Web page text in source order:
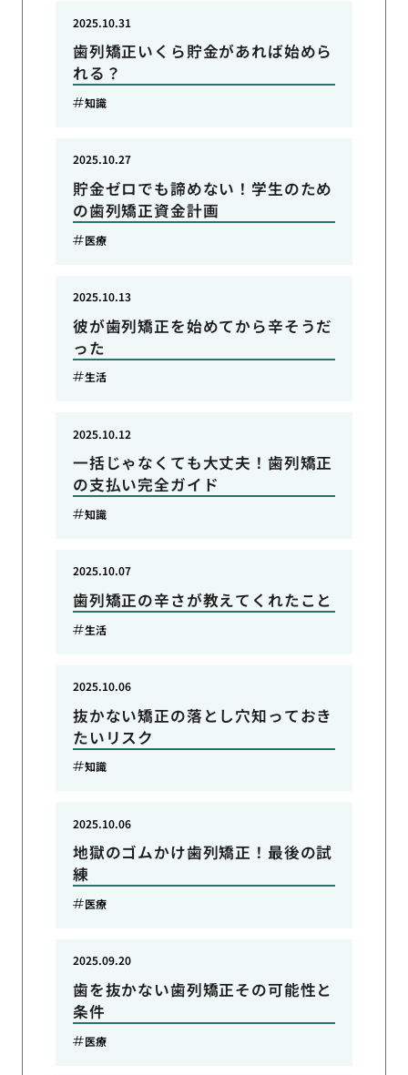
歯列矯正いくら貯金があれば始めら
れる？
2025.10.31
知識
貯金ゼロでも諦めない！学生のため
の歯列矯正資金計画
2025.10.27
医療
彼が歯列矯正を始めてから辛そうだ
った
2025.10.13
生活
一括じゃなくても大丈夫！歯列矯正
の支払い完全ガイド
2025.10.12
知識
歯列矯正の辛さが教えてくれたこと
2025.10.07
生活
抜かない矯正の落とし穴知っておき
たいリスク
2025.10.06
知識
地獄のゴムかけ歯列矯正！最後の試
練
2025.10.06
医療
歯を抜かない歯列矯正その可能性と
条件
2025.09.20
医療